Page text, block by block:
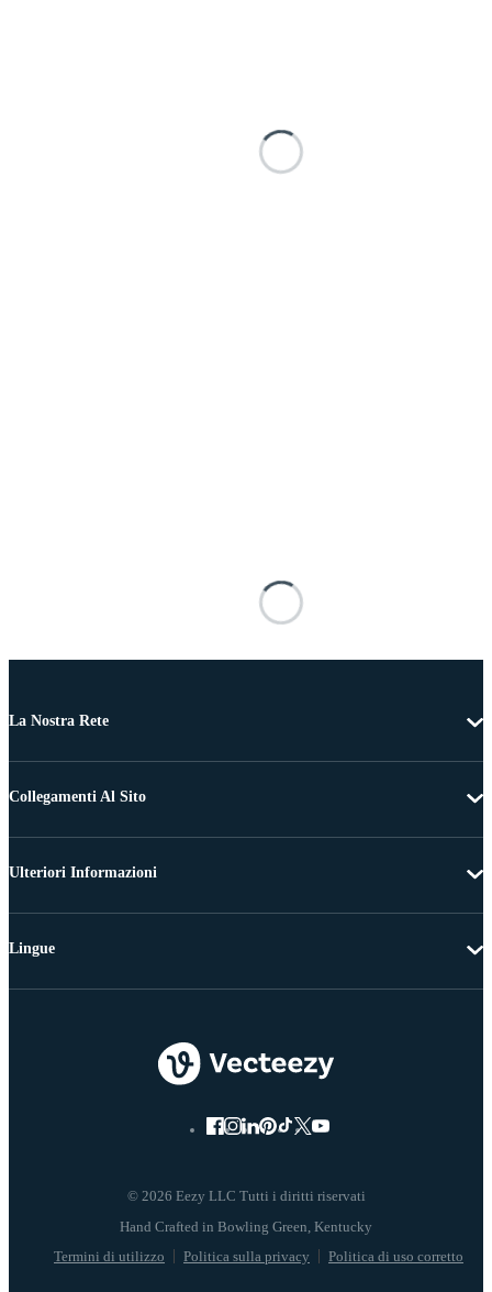
La Nostra Rete
Collegamenti Al Sito
Ulteriori Informazioni
© 2026 Eezy LLC Tutti i diritti riservati
Termini di utilizzo Politica sulla privacy Politica di uso corretto
Lingue